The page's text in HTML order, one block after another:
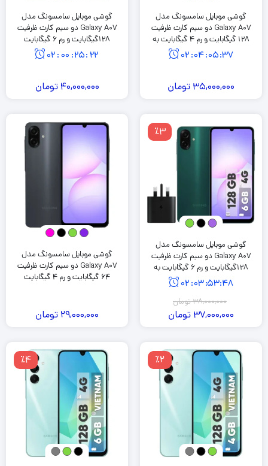
گوشی موبایل سامسونگ مدل
Galaxy A07 دو سیم کارت ظرفیت
128 گیگابایت و رم 4 گیگابایت به
همراه شارژر 25 وات سامسونگ
36
:
05
:
04
:
02
35,000,000 تومان
گوشی موبایل سامسونگ مدل
Galaxy A07 دو سیم کارت ظرفیت
128گیگابایت و رم 6 گیگابایت
21
:
25
:
00
:
02
40,000,000 تومان
٪3
گوشی موبایل سامسونگ مدل
Galaxy A07 دو سیم کارت ظرفیت
128گیگابایت و رم 6 گیگابایت به
همراه شارژر 25 وات سامسونگ
47
:
53
:
03
:
02
38,000,000تومان
37,000,000 تومان
گوشی موبایل سامسونگ مدل
Galaxy A07 دو سیم کارت ظرفیت
64 گیگابایت و رم 4 گیگابایت
29,000,000 تومان
٪2 ٪4